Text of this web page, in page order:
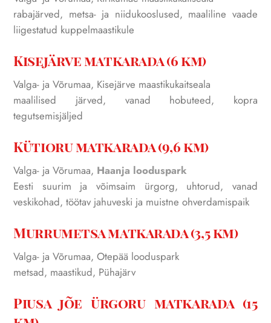
rabajärved, metsa- ja niidukooslused, maaliline vaade
liigestatud kuppelmaastikule
Kisejärve matkarada (6 km)
Valga- ja Võrumaa, Kisejärve maastikukaitseala
maalilised järved, vanad hobuteed, kopra
tegutsemisjäljed
Kütioru matkarada (9,6 km)
Valga- ja Võrumaa, Haanja looduspark
Eesti suurim ja võimsaim ürgorg, uhtorud, vanad
veskikohad, töötav jahuveski ja muistne ohverdamispaik
Murrumetsa matkarada (3,5 km)
Valga- ja Võrumaa, Otepää looduspark
metsad, maastikud, Pühajärv
Piusa jõe ürgoru matkarada (15